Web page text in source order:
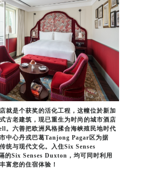
就是个获奖的活化工程，这幢位於新加
古老建筑，现已重生为时尚的城市酒店
。六善把欧洲风格揉合海峡殖民地时代
中心丹戎巴葛Tanjong Pagar区为据
统与现代文化。入住Six Senses
的Six Senses Duxton，均可同时利用
富您的住宿体验！